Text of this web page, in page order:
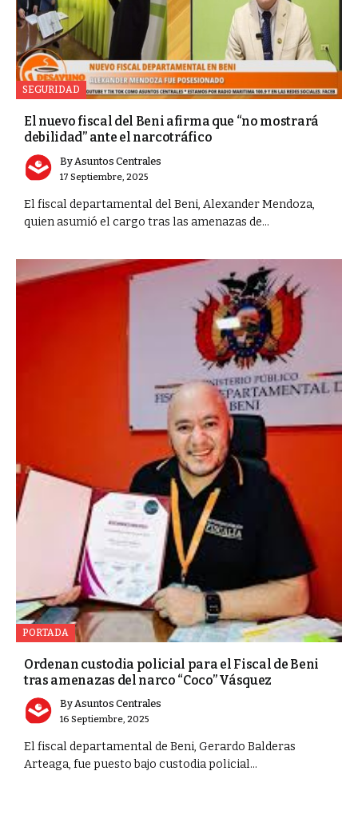
SEGURIDAD
El nuevo fiscal del Beni afirma que “no mostrará
debilidad” ante el narcotráfico
By Asuntos Centrales
17 Septiembre, 2025
El fiscal departamental del Beni, Alexander Mendoza,
quien asumió el cargo tras las amenazas de...
PORTADA
Ordenan custodia policial para el Fiscal de Beni
tras amenazas del narco “Coco” Vásquez
ByAsuntos Centrales
16 Septiembre, 2025
El fiscal departamental de Beni, Gerardo Balderas
Arteaga, fue puesto bajo custodia policial...